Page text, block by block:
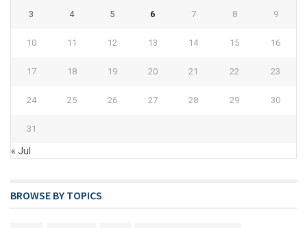
3 4 5 6 7 8 9
10 11 12 13 14 15 16
17 18 19 20 21 22 23
24 25 26 27 28 29 30
31
« Jul
BROWSE BY TOPICS